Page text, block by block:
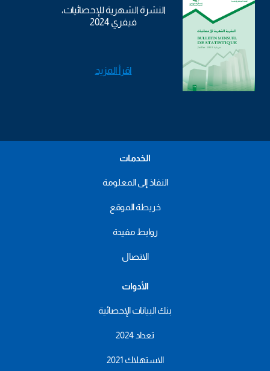
النشرة الشهرية للإحصائيات،
فيفري 2024
اقرأ المزيد
الخدمات
النفاذ إلى المعلومة
خريطة الموقع
روابط مفيدة
الاتصال
الأدوات
بنك البيانات الإحصائية
تعداد 2024
الاستهلاك 2021